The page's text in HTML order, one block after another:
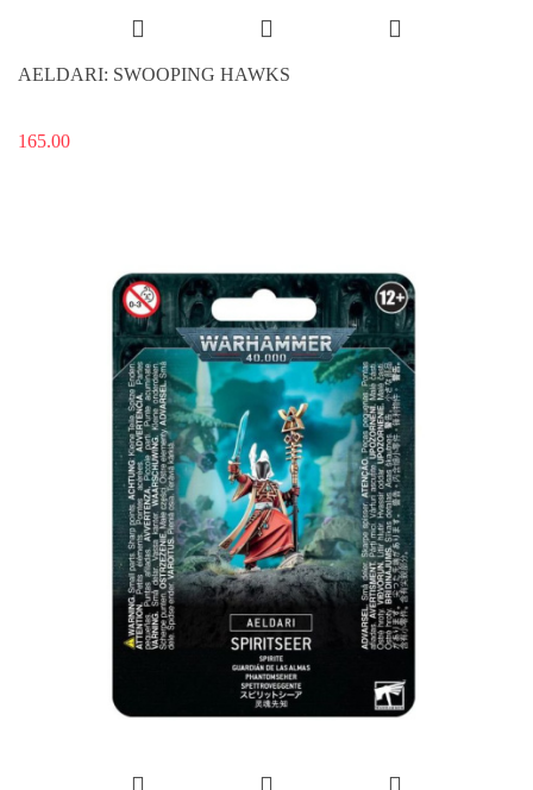
AELDARI: SWOOPING HAWKS
165.00